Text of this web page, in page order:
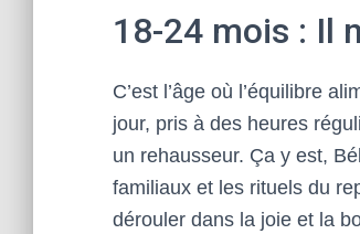
18-24 mois : Il
C’est l’âge où l’équilibre
jour, pris à des heures
un rehausseur. Ça y est,
familiaux et les rituels du
dérouler dans la joie et la